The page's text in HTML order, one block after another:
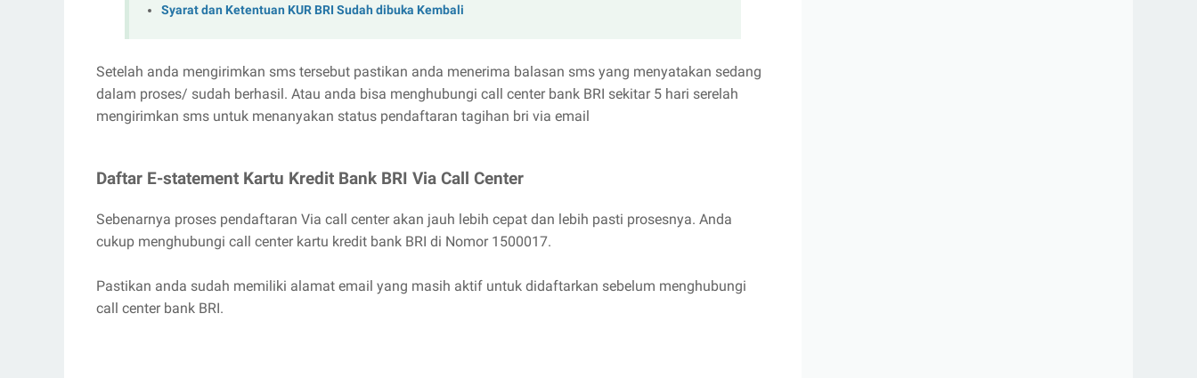
Syarat dan Ketentuan KUR BRI Sudah dibuka Kembali
Setelah anda mengirimkan sms tersebut pastikan anda menerima balasan sms yang menyatakan sedang
dalam proses/ sudah berhasil. Atau anda bisa menghubungi call center bank BRI sekitar 5 hari serelah
mengirimkan sms untuk menanyakan status pendaftaran tagihan bri via email
Daftar E-statement Kartu Kredit Bank BRI Via Call Center
Sebenarnya proses pendaftaran Via call center akan jauh lebih cepat dan lebih pasti prosesnya. Anda
cukup menghubungi call center kartu kredit bank BRI di Nomor 1500017.
Pastikan anda sudah memiliki alamat email yang masih aktif untuk didaftarkan sebelum menghubungi
call center bank BRI.